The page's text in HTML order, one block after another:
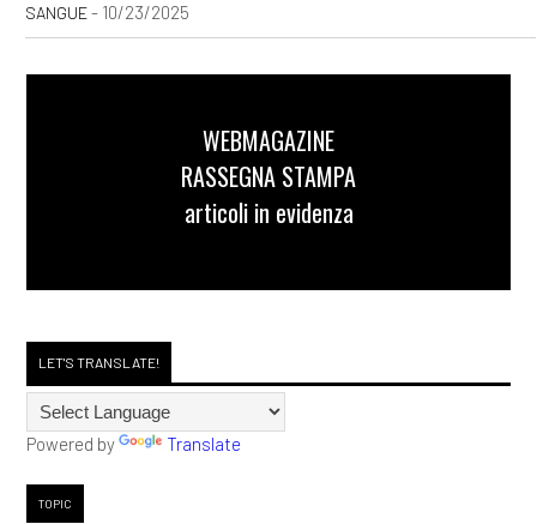
Il risveglio della Fenice, di
Agosto 2020
Maggio 2020
[15]Natura morta, di Andrea
Giorgi: pagina 69
SANGUE- 10/23/2025
WEBMAGAZINE
RASSEGNA STAMPA
articoli in evidenza
LET'S TRANSLATE!
Powered by Translate
TOPIC